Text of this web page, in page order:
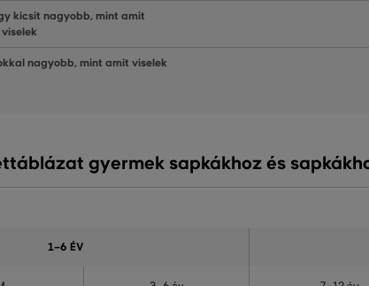
kicsit nagyobb, mint amit
nagyobb, mint amit viselek
gyermek sapkákhoz és
1–6 ÉV